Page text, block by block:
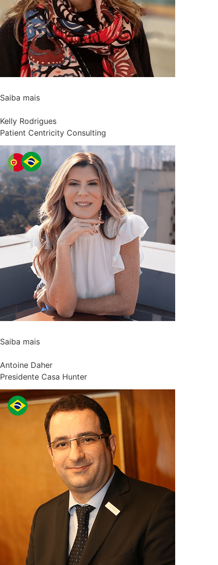
Saiba mais
Kelly Rodrigues
Patient Centricity Consulting
Saiba mais
Antoine Daher
Presidente Casa Hunter